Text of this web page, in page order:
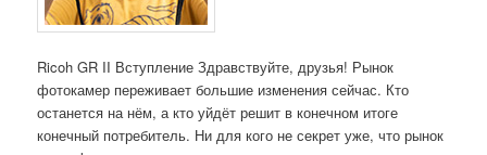
Ricoh GR II Вступление Здравствуйте, друзья! Рынок
фотокамер переживает большие изменения сейчас. Кто
останется на нём, а кто уйдёт решит в конечном итоге
конечный потребитель. Ни для кого не секрет уже, что рынок